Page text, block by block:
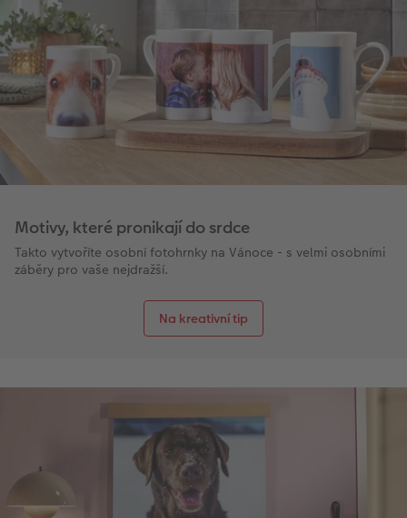
Motivy, které pronikají do srdce
Takto vytvoříte osobní fotohrnky na Vánoce - s velmi osobními
záběry pro vaše nejdražší.
Na kreativní tip